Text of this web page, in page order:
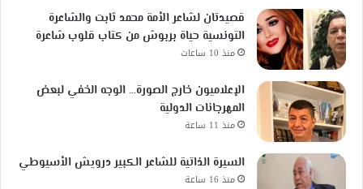
قصيدتان لشاعر الأمة محمد ثابت والشاعرة
التونسية حياة بربوش من كتاب قلوب شاعرة
منذ 10 ساعات
الإعلاميون خارج الصورة… الوجه الخفي لبعض
المهرجانات الدولية
منذ 11 ساعة
السيرة الذاتية للشاعر الكبير درويش الأسيوطي
منذ 16 ساعة